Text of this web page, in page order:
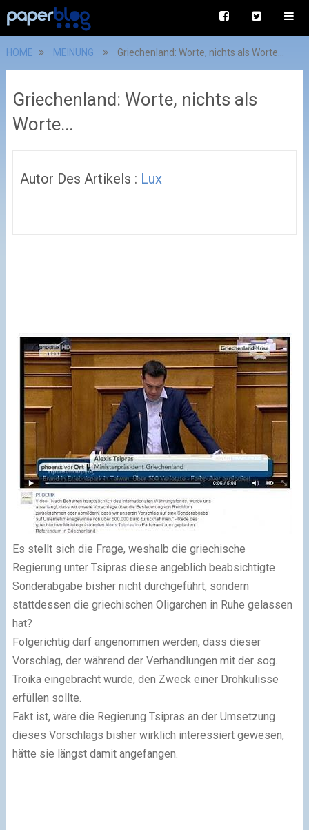
HOME MEINUNG Griechenland: Worte, nichts als Worte...
Griechenland: Worte, nichts als
Worte...
Autor Des Artikels : Lux
Es stellt sich die Frage, weshalb die griechische
Regierung unter Tsipras diese angeblich beabsichtigte
Sonderabgabe bisher nicht durchgeführt, sondern
stattdessen die griechischen Oligarchen in Ruhe gelassen
hat?
Folgerichtig darf angenommen werden, dass dieser
Vorschlag, der während der Verhandlungen mit der sog.
Troika eingebracht wurde, den Zweck einer Drohkulisse
erfüllen sollte.
Fakt ist, wäre die Regierung Tsipras an der Umsetzung
dieses Vorschlags bisher wirklich interessiert gewesen,
hätte sie längst damit angefangen.